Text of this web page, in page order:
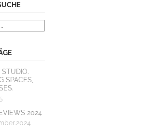
STUDIO.
SPACES,
2024